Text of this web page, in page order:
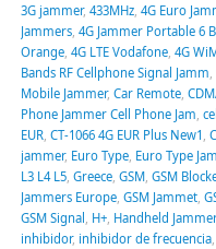
3G jammer, 433MHz, 4G Euro
Jammers, 4G Jammer Portable 6
Orange, 4G LTE Vodafone, 4G
Bands RF Cellphone Signal Jamm
Mobile Jammer, Car Remote,
Phone Jammer Cell Phone Jam
EUR, CT-1066 4G EUR Plus New1
jammer, Euro Type, Euro Type
L3 L4 L5, Greece, GSM, GSM
Jammers Europe, GSM Jammet,
GSM Signal H+, Handheld Jammer
inhibidor, inhibidor de frecuencia,